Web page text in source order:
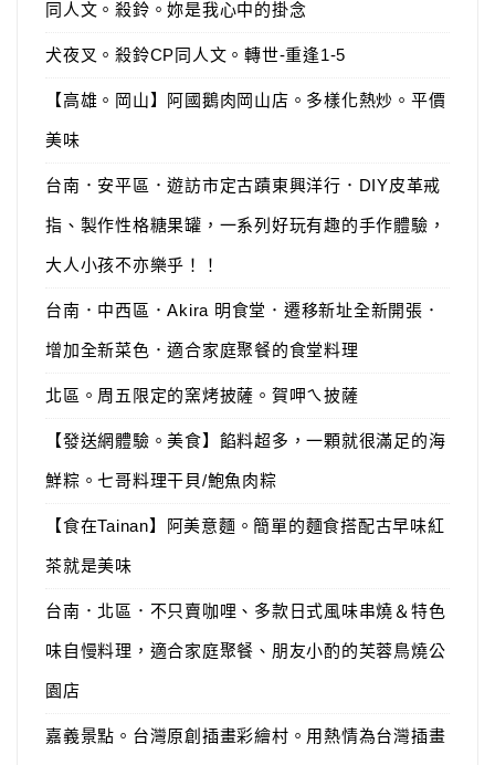
同人文。殺鈴。妳是我心中的掛念
犬夜叉。殺鈴CP同人文。轉世-重逢1-5
【高雄。岡山】阿國鵝肉岡山店。多樣化熱炒。平價
美味
台南．安平區．遊訪市定古蹟東興洋行．DIY皮革戒
指、製作性格糖果罐，一系列好玩有趣的手作體驗，
大人小孩不亦樂乎！！
台南．中西區．Akira 明食堂．遷移新址全新開張．
增加全新菜色．適合家庭聚餐的食堂料理
北區。周五限定的窯烤披薩。賀呷ㄟ披薩
【發送網體驗。美食】餡料超多，一顆就很滿足的海
鮮粽。七哥料理干貝/鮑魚肉粽
【食在Tainan】阿美意麵。簡單的麵食搭配古早味紅
茶就是美味
台南．北區．不只賣咖哩、多款日式風味串燒＆特色
味自慢料理，適合家庭聚餐、朋友小酌的芙蓉鳥燒公
園店
嘉義景點。台灣原創插畫彩繪村。用熱情為台灣插畫